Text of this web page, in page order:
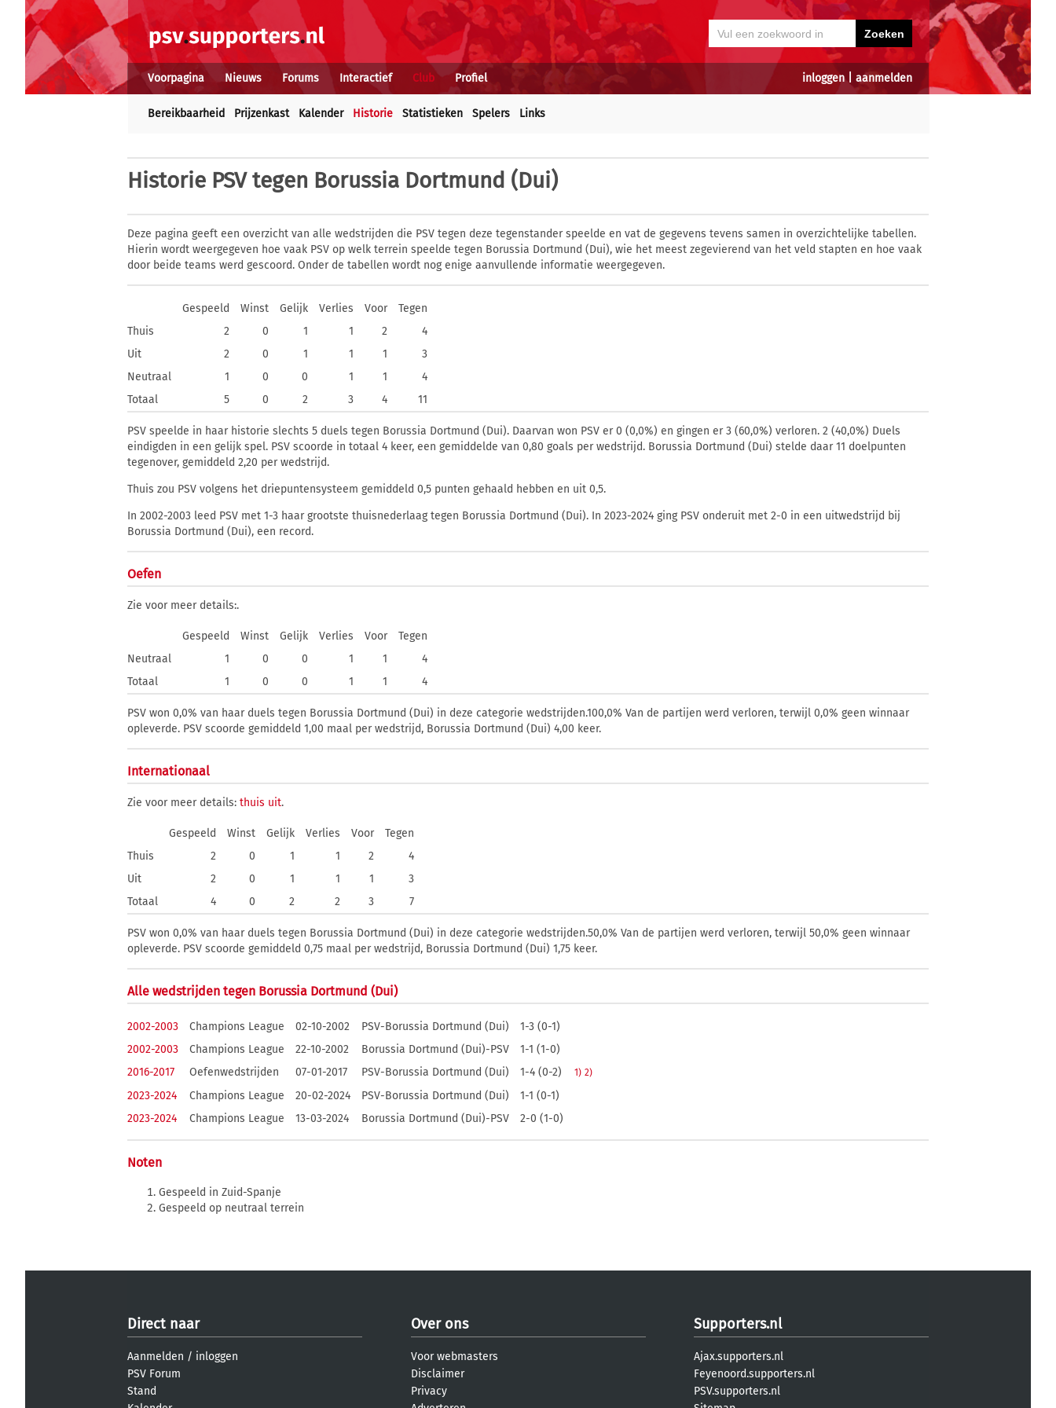
inloggen| aanmelden
Voorpagina Nieuws Forums Interactief Club Profiel
Bereikbaarheid Prijzenkast Kalender Historie Statistieken Spelers Links
Historie PSV tegen Borussia Dortmund (Dui)
Deze pagina geeft een overzicht van alle wedstrijden die PSV tegen deze tegenstander speelde en vat de gegevens tevens samen in overzichtelijke tabellen.
Hierin wordt weergegeven hoe vaak PSV op welk terrein speelde tegen Borussia Dortmund (Dui), wie het meest zegevierend van het veld stapten en hoe vaak
door beide teams werd gescoord. Onder de tabellen wordt nog enige aanvullende informatie weergegeven.
Gespeeld Winst Gelijk Verlies Voor
Tegen
Thuis
2 0 1 1 2
4
Uit
2 0 1 1 1
3
Neutraal
1 0 0 1 1
4
Totaal
5 0 2 3 4 11
PSV speelde in haar historie slechts 5 duels tegen Borussia Dortmund (Dui). Daarvan won PSV er 0 (0,0%) en gingen er 3 (60,0%) verloren. 2 (40,0%) Duels
eindigden in een gelijk spel. PSV scoorde in totaal 4 keer, een gemiddelde van 0,80 goals per wedstrijd. Borussia Dortmund (Dui) stelde daar 11 doelpunten
tegenover, gemiddeld 2,20 per wedstrijd.
Thuis zou PSV volgens het driepuntensysteem gemiddeld 0,5 punten gehaald hebben en uit 0,5.
In 2002-2003 leed PSV met 1-3 haar grootste thuisnederlaag tegen Borussia Dortmund (Dui). In 2023-2024 ging PSV onderuit met 2-0 in een uitwedstrijd bij
Borussia Dortmund (Dui), een record.
Oefen
Zie voor meer details:.
Gespeeld Winst Gelijk Verlies Voor
Tegen
Neutraal
1 0 0 1 1
4
Totaal
1 0 0 1 1 4
PSV won 0,0% van haar duels tegen Borussia Dortmund (Dui) in deze categorie wedstrijden.100,0% Van de partijen werd verloren, terwijl 0,0% geen winnaar
opleverde. PSV scoorde gemiddeld 1,00 maal per wedstrijd, Borussia Dortmund (Dui) 4,00 keer.
Internationaal
Zie voor meer details: thuis uit.
Gespeeld Winst Gelijk Verlies Voor
Tegen
Thuis
2 0 1 1 2
4
Uit
2 0 1 1 1
3
Totaal
4 0 2 2 3 7
PSV won 0,0% van haar duels tegen Borussia Dortmund (Dui) in deze categorie wedstrijden.50,0% Van de partijen werd verloren, terwijl 50,0% geen winnaar
opleverde. PSV scoorde gemiddeld 0,75 maal per wedstrijd, Borussia Dortmund (Dui) 1,75 keer.
Alle wedstrijden tegen Borussia Dortmund (Dui)
2002-2003 Champions League 02-10-2002 PSV-Borussia Dortmund (Dui)
1-3 (0-1)
2002-2003
Champions League 22-10-2002 Borussia Dortmund (Dui)-PSV
1-1 (1-0)
2016-2017
Oefenwedstrijden 07-01-2017 PSV-Borussia Dortmund (Dui) 1-4 (0-2) 1) 2)
2023-2024 Champions League 20-02-2024 PSV-Borussia Dortmund (Dui)
1-1 (0-1)
2023-2024
Champions League 13-03-2024 Borussia Dortmund (Dui)-PSV 2-0 (1-0)
Noten
Gespeeld in Zuid-Spanje
Gespeeld op neutraal terrein
Direct naar
Aanmelden / inloggen
PSV Forum
Stand
Over ons
Voor webmasters
Disclaimer
Privacy
Supporters.nl
Ajax.supporters.nl
Feyenoord.supporters.nl
PSV.supporters.nl